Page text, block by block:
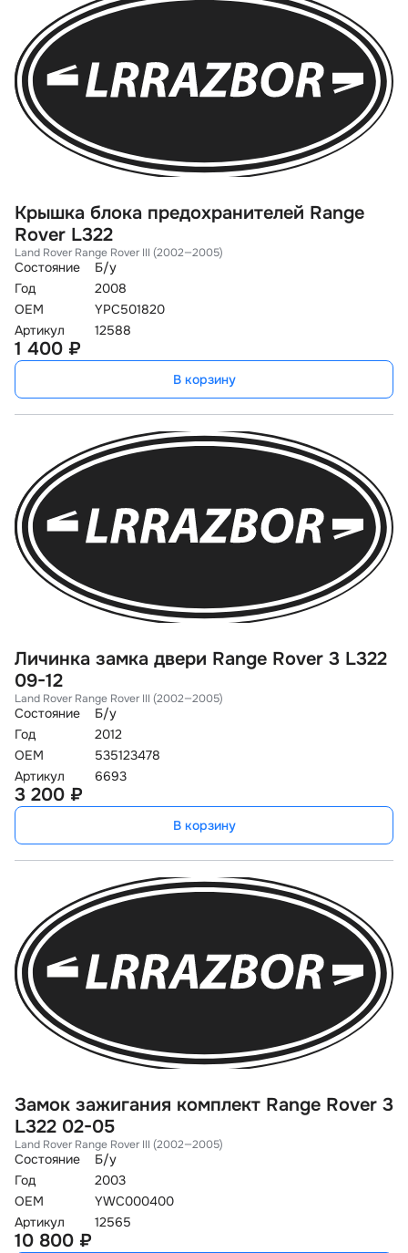
Крышка блока предохранителей Range
Rover L322
Land Rover Range Rover III (2002—2005)
Состояние
Б/у
Год
2008
OEM
YPC501820
Артикул
12588
1 400 ₽
В корзину
Личинка замка двери Range Rover 3 L322
09-12
Land Rover Range Rover III (2002—2005)
Состояние
Б/у
Год
2012
OEM
535123478
Артикул
6693
3 200 ₽
В корзину
Замок зажигания комплект Range Rover 3
L322 02-05
Land Rover Range Rover III (2002—2005)
Состояние
Б/у
Год
2003
OEM
YWC000400
Артикул
12565
10 800 ₽